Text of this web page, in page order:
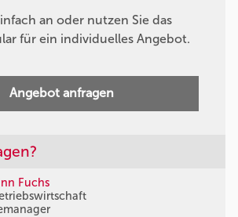
an oder nutzen Sie das
für ein individuelles Angebot.
Angebot anfragen
Fuchs